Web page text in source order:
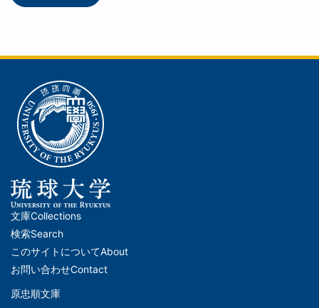
メ
イ
ン
ナ
文庫Collections
検索Search
このサイトについてAbout
お問い合わせContact
原忠順文庫